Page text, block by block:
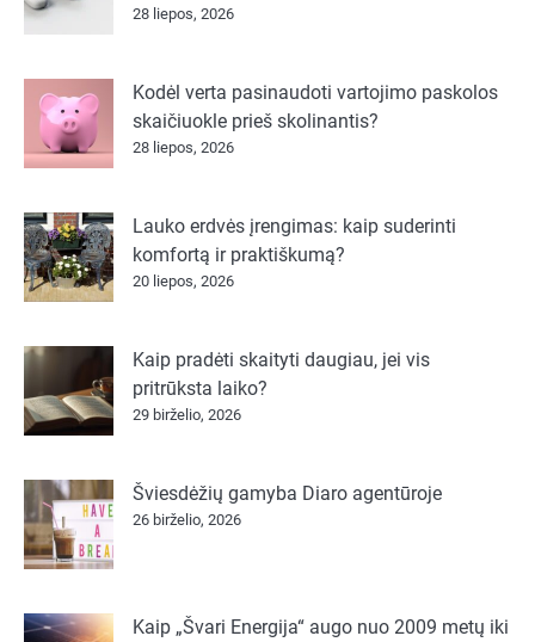
28 liepos, 2026
Kodėl verta pasinaudoti vartojimo paskolos
skaičiuokle prieš skolinantis?
28 liepos, 2026
Lauko erdvės įrengimas: kaip suderinti
komfortą ir praktiškumą?
20 liepos, 2026
Kaip pradėti skaityti daugiau, jei vis
pritrūksta laiko?
29 birželio, 2026
Šviesdėžių gamyba Diaro agentūroje
26 birželio, 2026
Kaip „Švari Energija“ augo nuo 2009 metų iki